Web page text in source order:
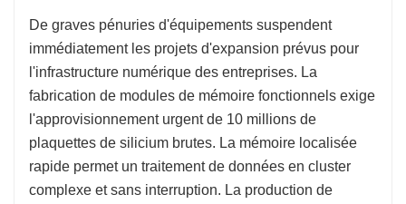
De graves pénuries d'équipements suspendent
immédiatement les projets d'expansion prévus pour
l'infrastructure numérique des entreprises. La
fabrication de modules de mémoire fonctionnels exige
l'approvisionnement urgent de 10 millions de
plaquettes de silicium brutes. La mémoire localisée
rapide permet un traitement de données en cluster
complexe et sans interruption. La production de